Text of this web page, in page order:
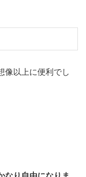
像以上に便利でし